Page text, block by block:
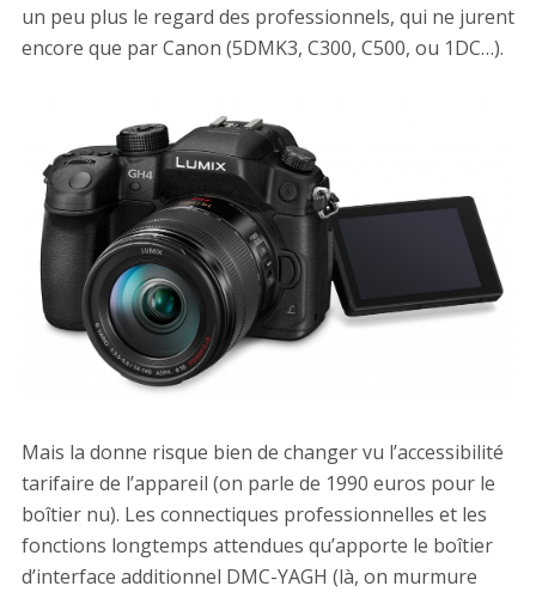
un peu plus le regard des professionnels, qui ne jurent
encore que par Canon (5DMK3, C300, C500, ou 1DC…).
Mais la donne risque bien de changer vu l’accessibilité
tarifaire de l’appareil (on parle de 1990 euros pour le
boîtier nu). Les connectiques professionnelles et les
fonctions longtemps attendues qu’apporte le boîtier
d’interface additionnel DMC-YAGH (là, on murmure